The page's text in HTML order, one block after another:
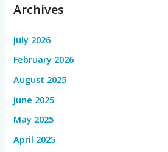
Archives
July 2026
February 2026
August 2025
June 2025
May 2025
April 2025